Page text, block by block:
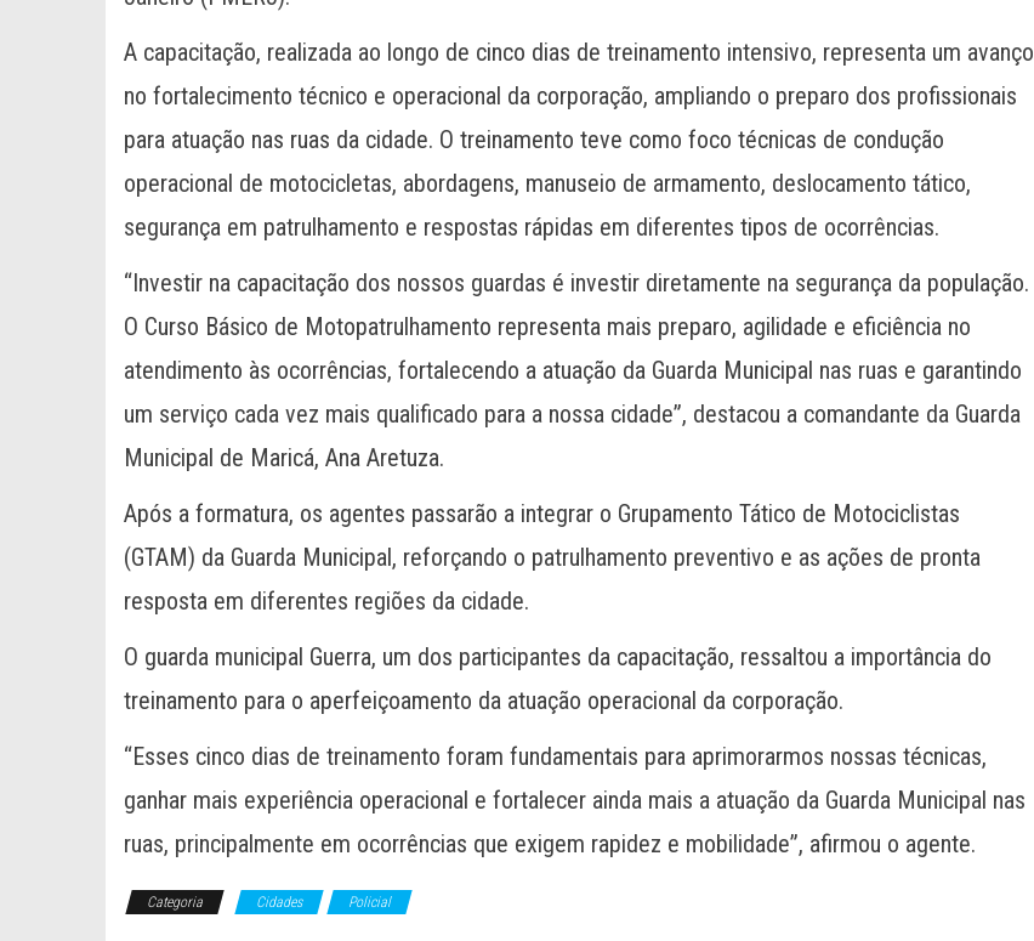
A capacitação, realizada ao longo de cinco dias de treinamento intensivo, representa um avanço
no fortalecimento técnico e operacional da corporação, ampliando o preparo dos profissionais
para atuação nas ruas da cidade. O treinamento teve como foco técnicas de condução
operacional de motocicletas, abordagens, manuseio de armamento, deslocamento tático,
segurança em patrulhamento e respostas rápidas em diferentes tipos de ocorrências.
“Investir na capacitação dos nossos guardas é investir diretamente na segurança da população.
O Curso Básico de Motopatrulhamento representa mais preparo, agilidade e eficiência no
atendimento às ocorrências, fortalecendo a atuação da Guarda Municipal nas ruas e garantindo
um serviço cada vez mais qualificado para a nossa cidade”, destacou a comandante da Guarda
Municipal de Maricá, Ana Aretuza.
Após a formatura, os agentes passarão a integrar o Grupamento Tático de Motociclistas
(GTAM) da Guarda Municipal, reforçando o patrulhamento preventivo e as ações de pronta
resposta em diferentes regiões da cidade.
O guarda municipal Guerra, um dos participantes da capacitação, ressaltou a importância do
treinamento para o aperfeiçoamento da atuação operacional da corporação.
“Esses cinco dias de treinamento foram fundamentais para aprimorarmos nossas técnicas,
ganhar mais experiência operacional e fortalecer ainda mais a atuação da Guarda Municipal nas
ruas, principalmente em ocorrências que exigem rapidez e mobilidade”, afirmou o agente.
Categoria Cidades Policial